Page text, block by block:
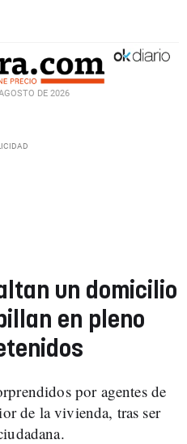
DE 2026
un domicilio
en pleno
por agentes de
de la vivienda, tras ser